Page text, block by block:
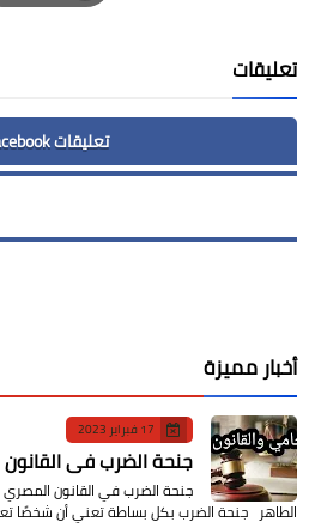
Print
تعليقات
تعليقات Facebook
أخبار مميزة
17 فبراير 2023
جنحة الضرب في
جنحة الضرب في القانون
الطاهر جنحة الضرب بكل بساطة تعني أن شخصًا